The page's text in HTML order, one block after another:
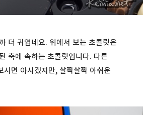
더 귀엽네요. 위에서 보는 초콜릿은
축에 속하는 초콜릿입니다. 다른
시면 아시겠지만, 살짝살짝 아쉬운